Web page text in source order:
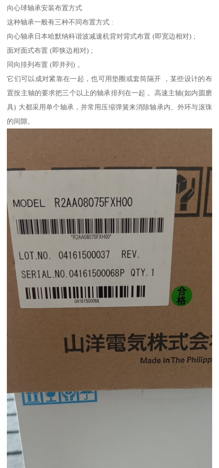
向心球轴承安装布置方式
这种轴承一般有三种不同布置方式 :
向心轴承日本哈默纳科谐波减速机背对背式布置 (即宽边相对) ;
面对面式布置 (即狭边相对) ;
同向排列布置 (即并列) 。
它们可以成对紧靠在一起，也可用垫圈或套筒隔开 ，某些设计的布
置按主轴的要求把三个以上的轴承排列在一起 。高速主轴(如内圆磨
具) 大都采用单个轴承，并常用压缩弹簧来消除轴承内、外环与滚珠
的间隙。